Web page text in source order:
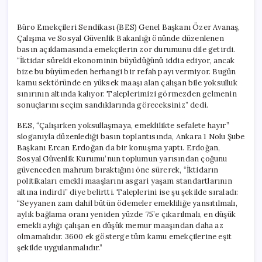
“Görmezden
Gelmenin
Bedeli
Seçimlerde
Ödenecek”
için
Büro Emekçileri Sendikası (BES) Genel Başkanı Özer Avanaş,
Çalışma ve Sosyal Güvenlik Bakanlığı önünde düzenlenen
basın açıklamasında emekçilerin zor durumunu dile getirdi.
“İktidar sürekli ekonominin büyüdüğünü iddia ediyor, ancak
bize bu büyümeden herhangi bir refah payı vermiyor. Bugün
kamu sektöründe en yüksek maaşı alan çalışan bile yoksulluk
sınırının altında kalıyor. Taleplerimizi görmezden gelmenin
sonuçlarını seçim sandıklarında göreceksiniz” dedi.
BES, “Çalışırken yoksullaşmaya, emeklilikte sefalete hayır”
sloganıyla düzenlediği basın toplantısında, Ankara 1 Nolu Şube
Başkanı Ercan Erdoğan da bir konuşma yaptı. Erdoğan,
Sosyal Güvenlik Kurumu’nun toplumun yarısından çoğunu
güvenceden mahrum bıraktığını öne sürerek, “İktidarın
politikaları emekli maaşlarını asgari yaşam standartlarının
altına indirdi” diye belirtti. Taleplerini ise şu şekilde sıraladı:
“Seyyanen zam dahil bütün ödemeler emekliliğe yansıtılmalı,
aylık bağlama oranı yeniden yüzde 75’e çıkarılmalı, en düşük
emekli aylığı çalışan en düşük memur maaşından daha az
olmamalıdır. 3600 ek gösterge tüm kamu emekçilerine eşit
şekilde uygulanmalıdır.”